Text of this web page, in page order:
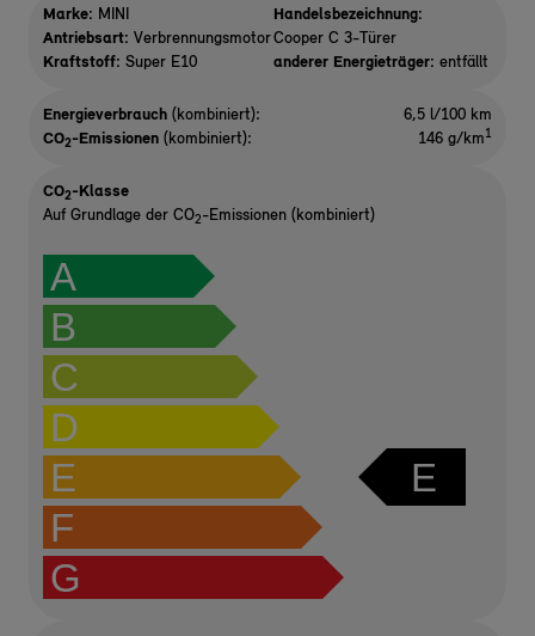
Marke: MINI
Antriebsart: Verbrennungsmotor
Kraftstoff: Super E10
Handelsbezeichnung:
Cooper C 3-Türer
anderer Energieträger: entfällt
Energieverbrauch (kombiniert):
6,5 l/100 km
CO2-Emissionen (kombiniert): 146 g/km1
CO2-Klasse
Auf Grundlage der CO2-Emissionen (kombiniert)
A
B
C
D
E
F
G
E